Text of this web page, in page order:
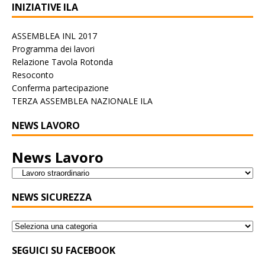
INIZIATIVE ILA
ASSEMBLEA INL 2017
Programma dei lavori
Relazione Tavola Rotonda
Resoconto
Conferma partecipazione
TERZA ASSEMBLEA NAZIONALE ILA
NEWS LAVORO
News Lavoro
NEWS SICUREZZA
SEGUICI SU FACEBOOK